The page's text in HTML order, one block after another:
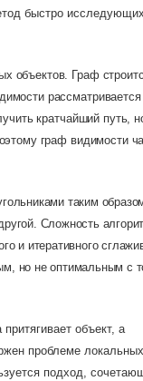
быстро исследующих
объектов. Граф
рассматривается
кратчайший путь,
граф видимости
таким
Сложность
и итеративного
но не оптимальным с
объект, а
проблеме локальных
подход,